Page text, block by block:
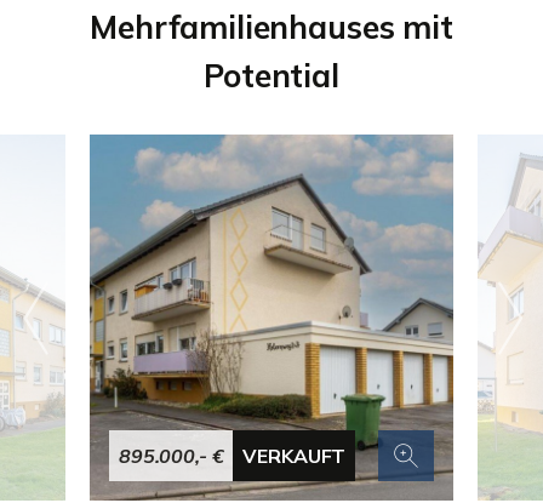
Mehrfamilienhauses mit
Potential
895.000,- € VERKAUFT